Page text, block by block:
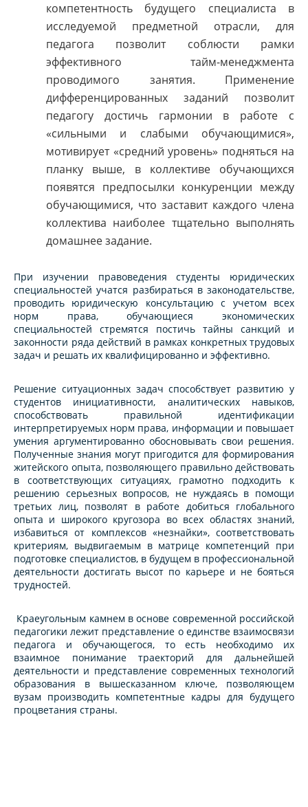
компетентность будущего специалиста в
исследуемой предметной отрасли, для
педагога позволит соблюсти рамки
эффективного тайм-менеджмента
проводимого занятия. Применение
дифференцированных заданий позволит
педагогу достичь гармонии в работе с
«сильными и слабыми обучающимися»,
мотивирует «средний уровень» подняться на
планку выше, в коллективе обучающихся
появятся предпосылки конкуренции между
обучающимися, что заставит каждого члена
коллектива наиболее тщательно выполнять
домашнее задание.
При изучении правоведения студенты юридических
специальностей учатся разбираться в законодательстве,
проводить юридическую консультацию с учетом всех
норм права, обучающиеся экономических
специальностей стремятся постичь тайны санкций и
законности ряда действий в рамках конкретных трудовых
задач и решать их квалифицированно и эффективно.
Решение ситуационных задач способствует развитию у
студентов инициативности, аналитических навыков,
способствовать правильной идентификации
интерпретируемых норм права, информации и повышает
умения аргументированно обосновывать свои решения.
Полученные знания могут пригодится для формирования
житейского опыта, позволяющего правильно действовать
в соответствующих ситуациях, грамотно подходить к
решению серьезных вопросов, не нуждаясь в помощи
третьих лиц, позволят в работе добиться глобального
опыта и широкого кругозора во всех областях знаний,
избавиться от комплексов «незнайки», соответствовать
критериям, выдвигаемым в матрице компетенций при
подготовке специалистов, в будущем в профессиональной
деятельности достигать высот по карьере и не бояться
трудностей.
Краеугольным камнем в основе современной российской
педагогики лежит представление о единстве взаимосвязи
педагога и обучающегося, то есть необходимо их
взаимное понимание траекторий для дальнейшей
деятельности и представление современных технологий
образования в вышесказанном ключе, позволяющем
вузам производить компетентные кадры для будущего
процветания страны.